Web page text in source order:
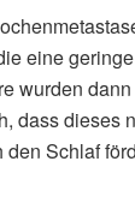
eine
wurden
dass dieses
Schlaf